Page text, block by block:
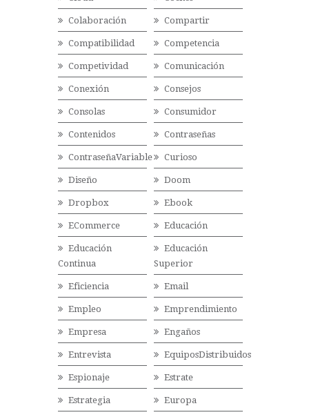
Colaboración Compartir
Compatibilidad Competencia
Competividad Comunicación
Conexión Consejos
Consolas Consumidor
Contenidos Contraseñas
ContraseñaVariable Curioso
Diseño Doom
Dropbox Ebook
ECommerce Educación
Educación
Continua
Educación
Superior
Eficiencia Email
Empleo Emprendimiento
Empresa Engaños
Entrevista EquiposDistribuidos
Espionaje Estrate
Estrategia Europa